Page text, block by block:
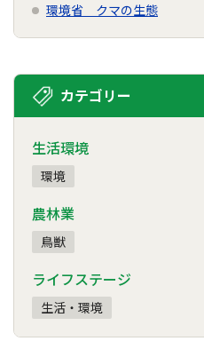
環境省 クマの生態
カテゴリー
生活環境
環境
農林業
鳥獣
ライフステージ
生活・環境